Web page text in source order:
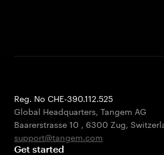
Reg. No CHE-390.112.525
Global Headquarters, Tangem AG
Baarerstrasse 10 , 6300 Zug,
support@tangem.com
Get started